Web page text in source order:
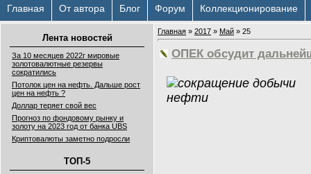
Главная От автора Блог Форум Коллекционирование
Лента новостей
За 10 месяцев 2022г мировые
золотовалютные резервы
сократились
Потолок цен на нефть. Дальше рост
цен на нефть ?
Доллар теряет свой вес
Прогноз по фондовому рынку и
золоту на 2023 год от банка UBS
Криптовалюты заметно подросли
ТОП-5
Главная » 2017 » Май » 25
ОПЕК обсудит